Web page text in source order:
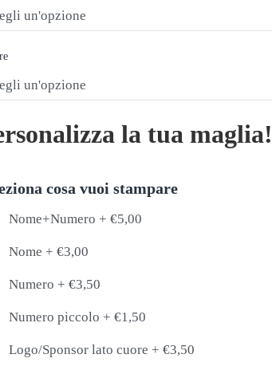
la tua maglia!
cosa vuoi stampare
Nome+Numero + €5,00
Nome + €3,00
Numero + €3,50
Numero piccolo + €1,50
Logo/Sponsor lato cuore + €3,50